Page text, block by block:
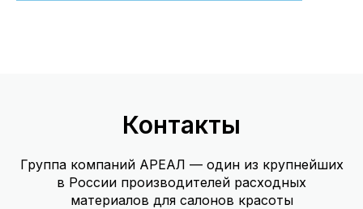
Контакты
Группа компаний АРЕАЛ — один из крупнейших
в России производителей расходных
материалов для салонов красоты